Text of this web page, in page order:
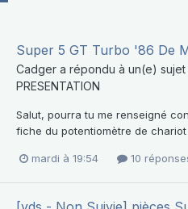
Super 5 GT Turbo '86 De
Cadger a répondu à un(e) sujet
PRESENTATION
Salut, pourra tu me renseigné
fiche du potentiomètre de
mardi à 19:54 10